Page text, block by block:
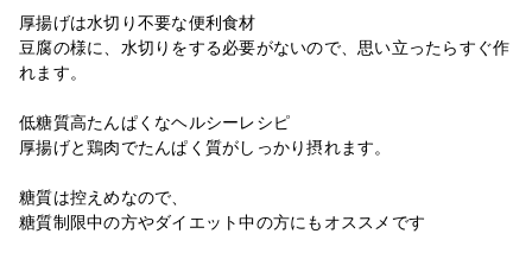
厚揚げは水切り不要な便利食材
豆腐の様に、水切りをする必要がないので、思い立ったらすぐ作
れます。
低糖質高たんぱくなヘルシーレシピ
厚揚げと鶏肉でたんぱく質がしっかり摂れます。
糖質は控えめなので、
糖質制限中の方やダイエット中の方にもオススメです